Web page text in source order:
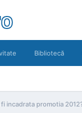
Bibliotecă
fi incadrata promotia